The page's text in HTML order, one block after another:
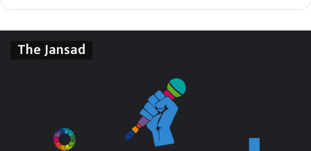
The Jansad